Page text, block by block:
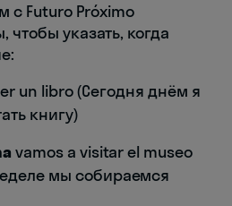
с Futuro Próximo
указать, когда
un libro (Сегодня днём я
книгу)
vamos a visitar el museo
мы собираемся